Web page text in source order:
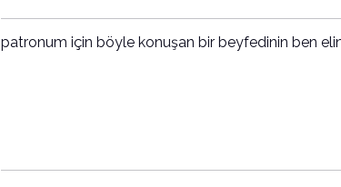
patronum için böyle konuşan bir beyfedinin ben